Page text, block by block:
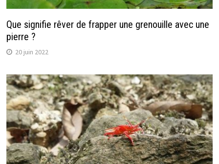
Que signifie rêver de frapper une grenouille avec une
pierre ?
20 juin 2022